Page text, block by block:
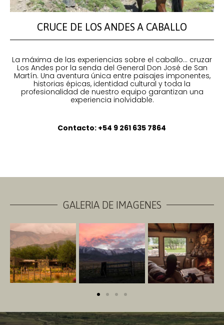
CRUCE DE LOS ANDES A CABALLO
La máxima de las experiencias sobre el caballo… cruzar
Los Andes por la senda del General Don José de San
Martín. Una aventura única entre paisajes imponentes,
historias épicas, identidad cultural y toda la
profesionalidad de nuestro equipo garantizan una
experiencia inolvidable.
Contacto: +54 9 261 635 7864
GALERIA DE IMAGENES